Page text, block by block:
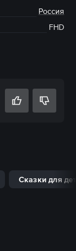
Россия
FHD
Сказки для